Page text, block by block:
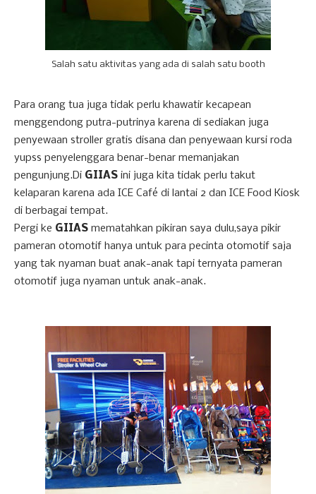
Salah satu aktivitas yang ada di salah satu booth
Para orang tua juga tidak perlu khawatir kecapean
menggendong putra-putrinya karena di sediakan juga
penyewaan stroller gratis disana dan penyewaan kursi roda
yupss penyelenggara benar-benar memanjakan
pengunjung.Di GIIAS ini juga kita tidak perlu takut
kelaparan karena ada ICE Café di lantai 2 dan ICE Food Kiosk
di berbagai tempat.
Pergi ke GIIAS mematahkan pikiran saya dulu,saya pikir
pameran otomotif hanya untuk para pecinta otomotif saja
yang tak nyaman buat anak-anak tapi ternyata pameran
otomotif juga nyaman untuk anak-anak.